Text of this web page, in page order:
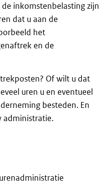
inkomstenbelasting zijn
dat u aan de
het
en de
Of wilt u dat
uren u en eventueel
besteden. En
administratie.